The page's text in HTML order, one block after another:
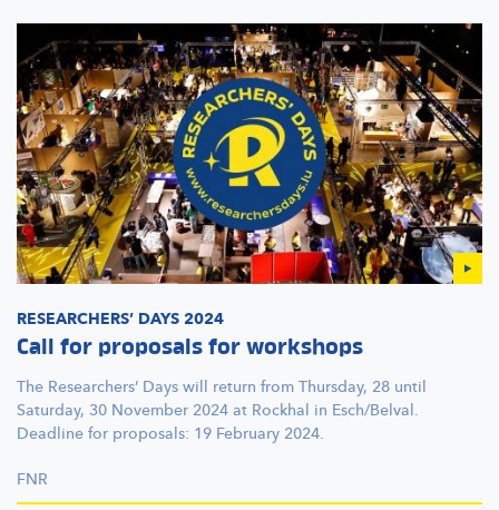
RESEARCHERS’ DAYS 2024
Call for proposals for workshops
The Researchers’ Days will return from Thursday, 28 until
Saturday, 30 November 2024 at Rockhal in Esch/Belval.
Deadline for proposals: 19 February 2024.
FNR